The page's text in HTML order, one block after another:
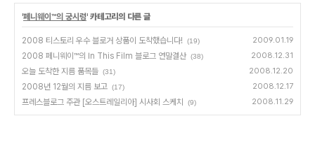
'페니웨이™의 궁시렁' 카테고리의 다른 글
2008 티스토리 우수 블로거 상품이 도착했습니다! (19) 2009.01.19
2008 페니웨이™의 In This Film 블로그 연말결산 (38) 2008.12.31
오늘 도착한 지름 품목들 (31) 2008.12.20
2008년 12월의 지름 보고 (17) 2008.12.17
프레스블로그 주관 [오스트레일리아] 시사회 스케치 (9) 2008.11.29